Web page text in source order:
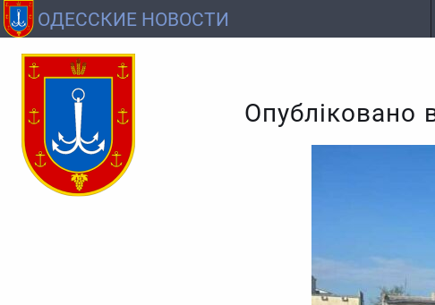
ОДЕССКИЕ НОВОСТИ
Опубліковано